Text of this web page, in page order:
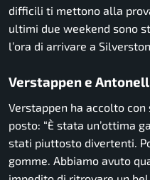
difficili ti mettono alla
ultimi due weekend sono
l’ora di arrivare a
Verstappen e
Verstappen ha accolto
posto: “È stata un’ottima
stati piuttosto divertenti.
gomme. Abbiamo avuto